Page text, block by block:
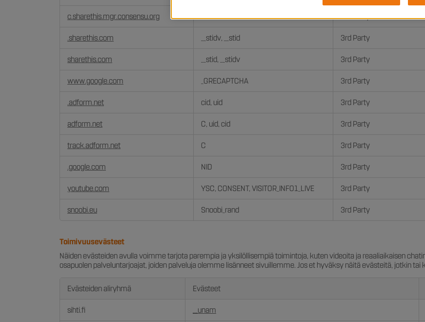
c.sharethis.mgr.consensu.org st_samesite 3rd Party
.sharethis.com __stidv, __stid 3rd Party
sharethis.com __stid, __stidv 3rd Party
www.google.com _GRECAPTCHA 3rd Party
.adform.net cid, uid 3rd Party
adform.net C, uid, cid 3rd Party
track.adform.net C 3rd Party
.google.com NID 3rd Party
youtube.com YSC, CONSENT, VISITOR_INFO1_LIVE 3rd Party
snoobi.eu Snoobi_rand 3rd Party
Toimivuusevästeet
Näiden evästeiden avulla voimme tarjota parempia ja yksilöllisempiä toimintoja, kuten videoita ja reaaliaikaisen
osapuolen palveluntarjoajat, joiden palveluja olemme lisänneet sivuillemme. Jos et hyväksy näitä evästeitä, jotkin
Evästeiden aliryhmä Evästeet
sihti.fi __unam